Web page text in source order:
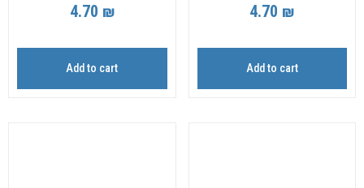
4.70 ₪
Add to cart
4.70 ₪
Add to cart